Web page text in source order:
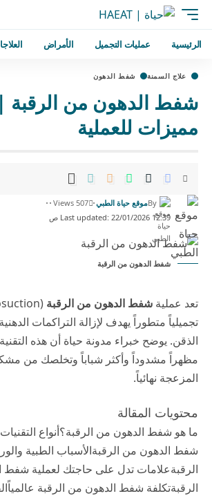
الرئيسية عمليات التجميل الأمراض
علاج السمنة شفط الدهون
مميزات للعملية
Last updated: 22/01/2026 12:39 ص
Byموقع حياة الطبي 507 Views
شفط الدهون من الرقبة
تعد عملية شفط الدهون من الرقبة
تجميلياً متطوراً يهدف لإزالة التراكمات
الذقن. يوضح خبراء مدونة حياة أن هذه
مظهراً مشدوداً وأكثر شباباً وتخلصك من
المزعجة نهائياً.
محتويات المقالة
ما هو شفط الدهون من الرقبة؟أنواع
شفط الدهون من الرقبةالأسباب الطبية
الرقبةعلامات تدل على حاجتك لعملية شفط
الرقبةتكلفة شفط الدهون من الرقبة عالمياً